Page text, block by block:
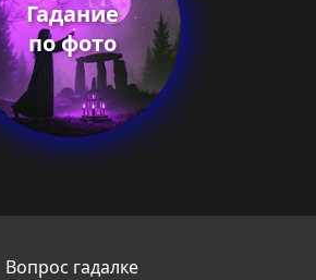
Гадание
по фото
Вопрос гадалке